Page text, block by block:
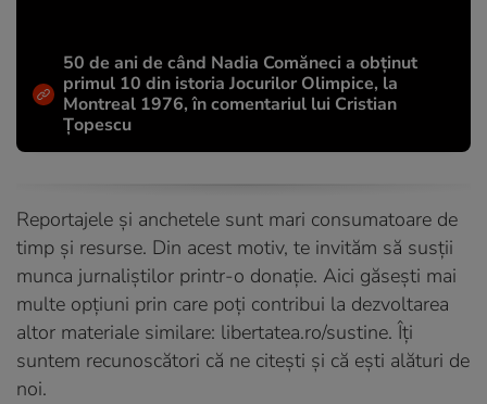
50 de ani de când Nadia Comăneci a obţinut
primul 10 din istoria Jocurilor Olimpice, la
Montreal 1976, în comentariul lui Cristian
Țopescu
Reportajele și anchetele sunt mari consumatoare de
timp și resurse. Din acest motiv, te invităm să susții
munca jurnaliștilor printr-o donație. Aici găsești mai
multe opțiuni prin care poți contribui la dezvoltarea
altor materiale similare: libertatea.ro/sustine. Îți
suntem recunoscători că ne citești și că ești alături de
noi.